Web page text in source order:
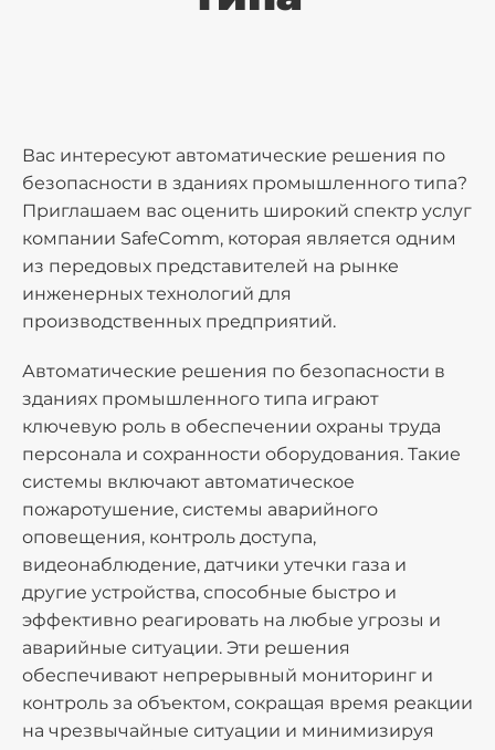
Вас интересуют автоматические решения по
безопасности в зданиях промышленного типа?
Приглашаем вас оценить широкий спектр услуг
компании SafeComm, которая является одним
из передовых представителей на рынке
инженерных технологий для
производственных предприятий.
Автоматические решения по безопасности в
зданиях промышленного типа играют
ключевую роль в обеспечении охраны труда
персонала и сохранности оборудования. Такие
системы включают автоматическое
пожаротушение, системы аварийного
оповещения, контроль доступа,
видеонаблюдение, датчики утечки газа и
другие устройства, способные быстро и
эффективно реагировать на любые угрозы и
аварийные ситуации. Эти решения
обеспечивают непрерывный мониторинг и
контроль за объектом, сокращая время реакции
на чрезвычайные ситуации и минимизируя